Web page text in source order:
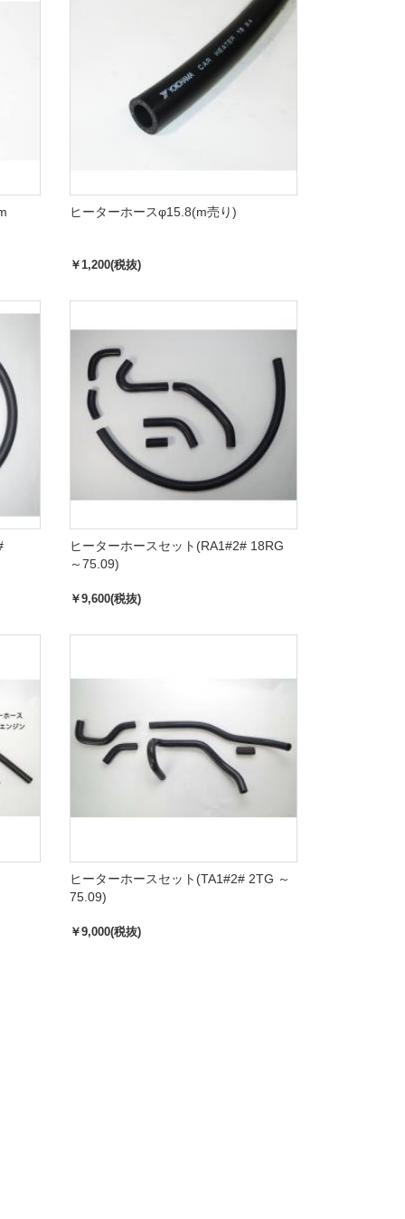
ヒーターホースφ15.8(m売り)
￥1,200(税抜)
ヒーターホースセット(RA1#2# 18RG
～75.09)
￥9,600(税抜)
ヒーターホースセット(TA1#2# 2TG ～
75.09)
￥9,000(税抜)